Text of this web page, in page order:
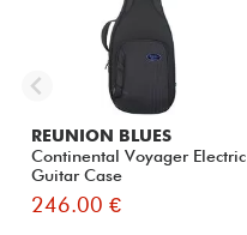
REUNION BLUES
Continental Voyager Electric
Guitar Case
246.00 €